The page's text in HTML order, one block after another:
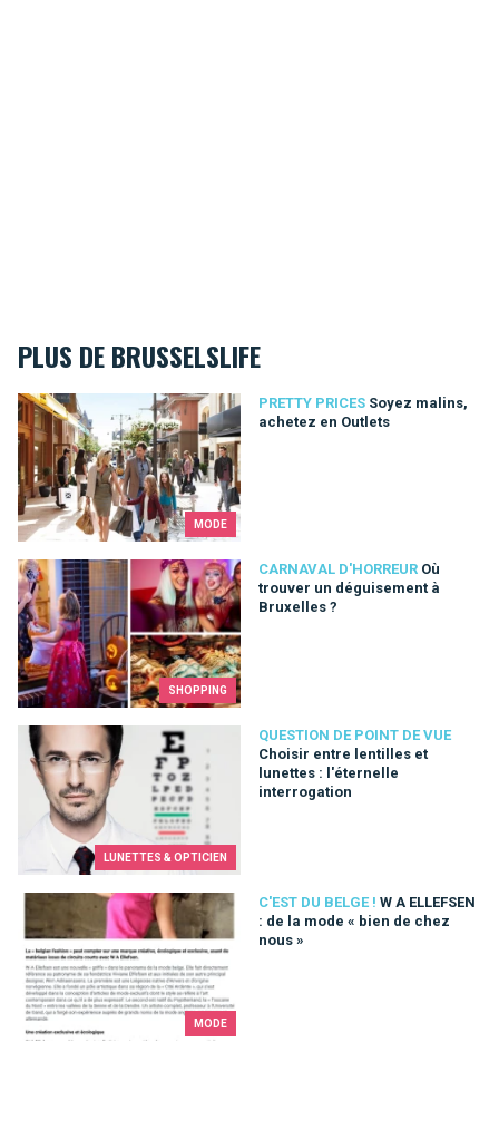
PLUS DE BRUSSELSLIFE
MODE
PRETTY PRICES Soyez malins,
achetez en Outlets
Soyez malins, achetez en Outlets
SHOPPING
CARNAVAL D'HORREUR Où
trouver un déguisement à
Bruxelles ?
Où trouver un déguisement à Bruxelles ?
LUNETTES & OPTICIEN
QUESTION DE POINT DE VUE
Choisir entre lentilles et
lunettes : l'éternelle
interrogation
Choisir entre lentilles et lunettes : l'éternelle interrogation
MODE
C'EST DU BELGE ! W A ELLEFSEN
: de la mode « bien de chez
nous »
W A ELLEFSEN : de la mode « bien de chez nous »